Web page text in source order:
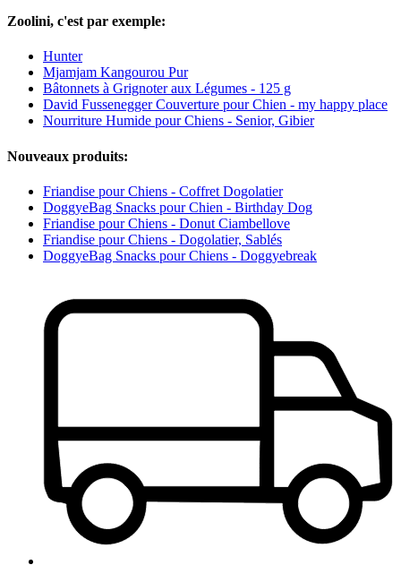
Zoolini, c'est par exemple:
Hunter
Mjamjam Kangourou Pur
Bâtonnets à Grignoter aux Légumes - 125 g
David Fussenegger Couverture pour Chien - my happy place
Nourriture Humide pour Chiens - Senior, Gibier
Nouveaux produits:
Friandise pour Chiens - Coffret Dogolatier
DoggyeBag Snacks pour Chien - Birthday Dog
Friandise pour Chiens - Donut Ciambellove
Friandise pour Chiens - Dogolatier, Sablés
DoggyeBag Snacks pour Chiens - Doggyebreak